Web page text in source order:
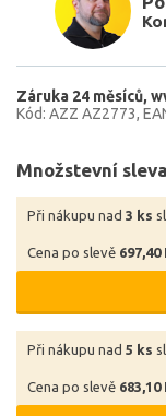
Záruka 24 měsíců
Kód: AZZ AZ2773
Množstevní sleva
Při nákupu nad 3 ks
Cena po slevě 697,40
Při nákupu nad 5 ks
Cena po slevě 683,10